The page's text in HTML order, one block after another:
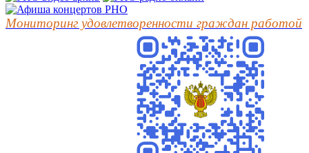
Мониторинг удовлетворенности граждан работой